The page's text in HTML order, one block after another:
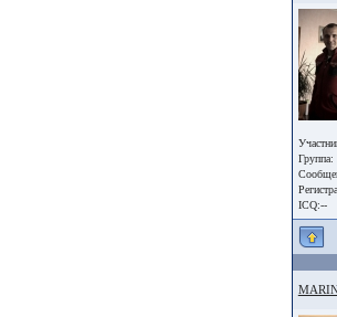
Группа:
ICQ:--